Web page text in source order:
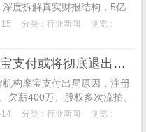
度拆解真实财报结构，5亿
速，天财商龙持续亏损、主
付龙头业绩可持续性与行业
分类： 行业新闻
浏览：
落幕已定！摩宝支付或将彻底退出支付行业，牌照续展基本无望
构摩宝支付出局原因，注册
欠薪400万、股权多次流拍、
，多重硬伤叠加，或将退出
读当下支付牌照续展监管新
分类： 行业新闻
浏览：